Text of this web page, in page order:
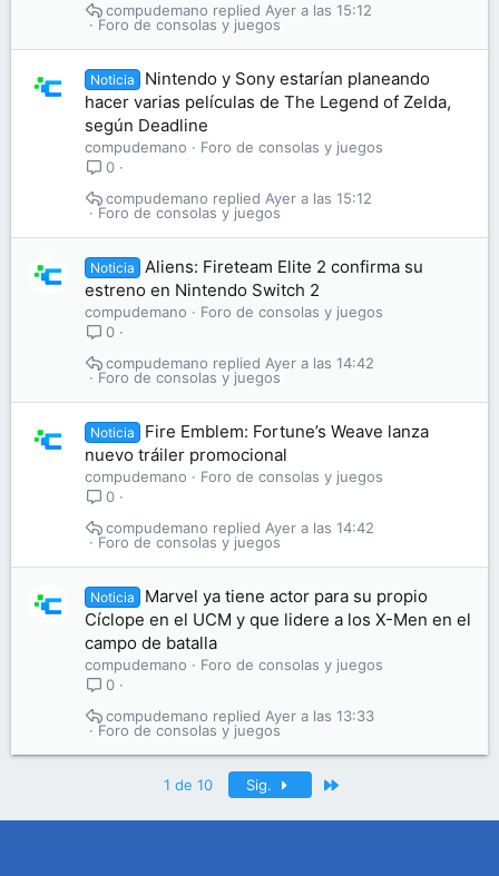
Foro de consolas y juegos
Ayer a las 15:12
compudemano
Noticia
Nintendo y Sony estarían planeando
hacer varias películas de The Legend of Zelda,
según Deadline
compudemano
Foro de consolas y juegos
0
Foro de consolas y juegos
Ayer a las 15:12
compudemano
Noticia
Aliens: Fireteam Elite 2 confirma su
estreno en Nintendo Switch 2
compudemano
Foro de consolas y juegos
0
Foro de consolas y juegos
Ayer a las 14:42
compudemano
Noticia
Fire Emblem: Fortune’s Weave lanza
nuevo tráiler promocional
compudemano
Foro de consolas y juegos
0
Foro de consolas y juegos
Ayer a las 14:42
compudemano
Noticia
Marvel ya tiene actor para su propio
Cíclope en el UCM y que lidere a los X-Men en el
campo de batalla
compudemano
Foro de consolas y juegos
0
Foro de consolas y juegos
Ayer a las 13:33
compudemano
1 de 10 Sig.